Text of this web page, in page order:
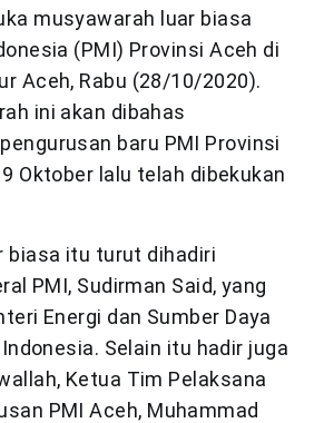
musyawarah luar biasa
(PMI) Provinsi Aceh di
Aceh, Rabu (28/10/2020).
ini akan dibahas
baru PMI Provinsi
Oktober lalu telah dibekukan
biasa itu turut dihadiri
PMI, Sudirman Said, yang
Energi dan Sumber Daya
Selain itu hadir juga
Ketua Tim Pelaksana
PMI Aceh, Muhammad